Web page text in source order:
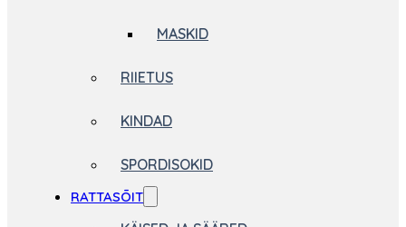
MASKID
RIIETUS
KINDAD
SPORDISOKID
RATTASÕIT